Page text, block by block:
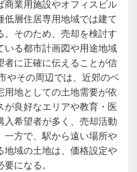
業用施設やオフィスビル
層住居専用地域では建て
。そのため、売却を検討す
いる都市計画図や用途地域
に正確に伝えることが信
やその周辺では、近郊のベ
用地としての土地需要が依
良好なエリアや教育・医
希望者が多く、売却活動
一方で、駅から遠い場所や
地域の土地は、価格設定や
になる。